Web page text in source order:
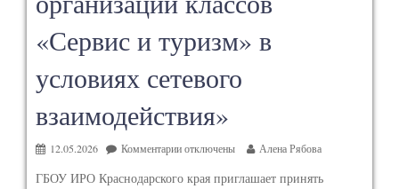
«Сервис и туризм» в
условиях сетевого
взаимодействия»
12.05.2026 Комментарииотключены Алена Рябова
ГБОУ ИРО Краснодарского края приглашает принять